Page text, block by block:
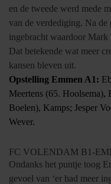
en de tweede werd mede
van de verdediging. Na de
ingebracht waardoor Mark
Dat betekende wat meer
kansen bleven uit.
Opstelling Emmen A1:
Meertens (65. Hoolsema),
Boelen), Kamps; Jesper
Wever.
FC VOLENDAM B1-
Ondanks het puntje toog
gevoel van ‘er had meer